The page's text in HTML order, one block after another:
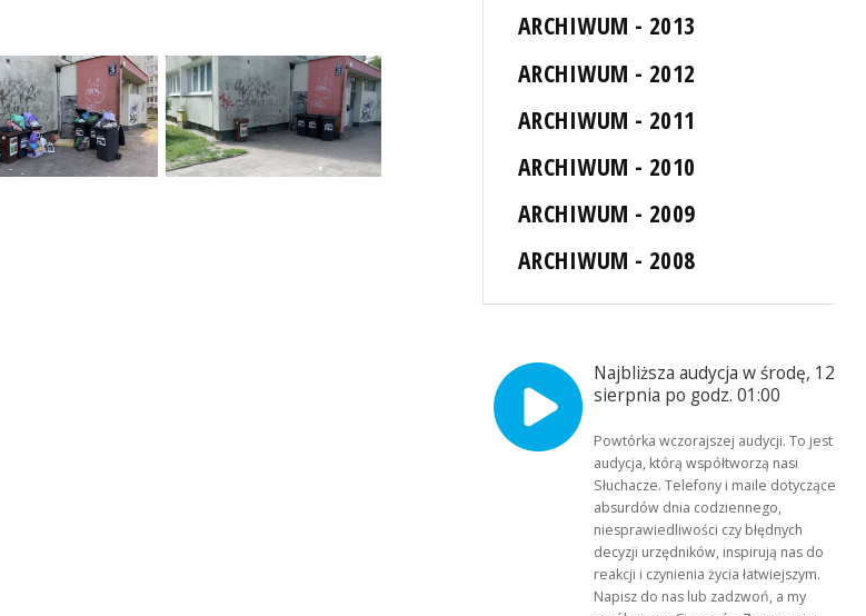
ARCHIWUM - 2013
ARCHIWUM - 2012
ARCHIWUM - 2011
ARCHIWUM - 2010
ARCHIWUM - 2009
ARCHIWUM - 2008
Najbliższa audycja w środę, 12
sierpnia po godz. 01:00
Powtórka wczorajszej audycji. To jest
audycja, którą współtworzą nasi
Słuchacze. Telefony i maile dotyczące
absurdów dnia codziennego,
niesprawiedliwości czy błędnych
decyzji urzędników, inspirują nas do
reakcji i czynienia życia łatwiejszym.
Napisz do nas lub zadzwoń, a my